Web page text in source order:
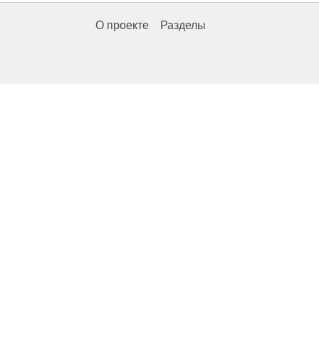
О проекте Разделы